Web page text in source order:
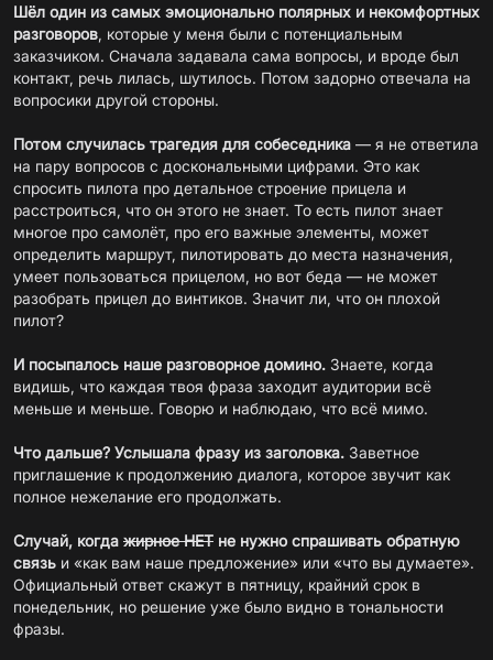
Шёл один из самых эмоционально полярных и некомфортных
разговоров, которые у меня были с потенциальным
заказчиком. Сначала задавала сама вопросы, и вроде был
контакт, речь лилась, шутилось. Потом задорно отвечала на
вопросики другой стороны.
Потом случилась трагедия для собеседника — я не ответила
на пару вопросов с доскональными цифрами. Это как
спросить пилота про детальное строение прицела и
расстроиться, что он этого не знает. То есть пилот знает
многое про самолёт, про его важные элементы, может
определить маршрут, пилотировать до места назначения,
умеет пользоваться прицелом, но вот беда — не может
разобрать прицел до винтиков. Значит ли, что он плохой
пилот?
И посыпалось наше разговорное домино. Знаете, когда
видишь, что каждая твоя фраза заходит аудитории всё
меньше и меньше. Говорю и наблюдаю, что всё мимо.
Что дальше? Услышала фразу из заголовка. Заветное
приглашение к продолжению диалога, которое звучит как
полное нежелание его продолжать.
Случай, когда жирное НЕТ не нужно спрашивать обратную
связь и «как вам наше предложение» или «что вы думаете».
Официальный ответ скажут в пятницу, крайний срок в
понедельник, но решение уже было видно в тональности
фразы.